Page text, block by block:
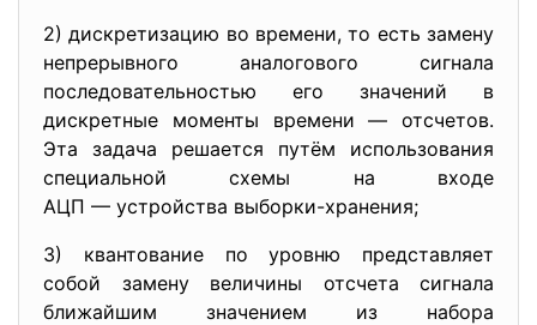
2) дискретизацию во времени, то есть замену
непрерывного аналогового сигнала
последовательностью его значений в
дискретные моменты времени — отсчетов.
Эта задача решается путём использования
специальной схемы на входе
АЦП — устройства выборки-хранения;
3) квантование по уровню представляет
собой замену величины отсчета сигнала
ближайшим значением из набора